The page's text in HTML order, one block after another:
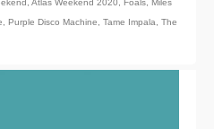
Atlas Weekend 2020 Foals Miles
Purple Disco Machine Tame Impala
The